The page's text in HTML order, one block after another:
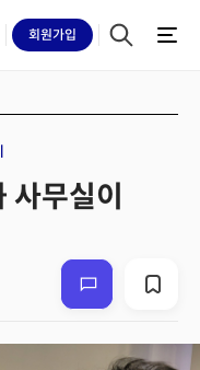
회원가입
무실이